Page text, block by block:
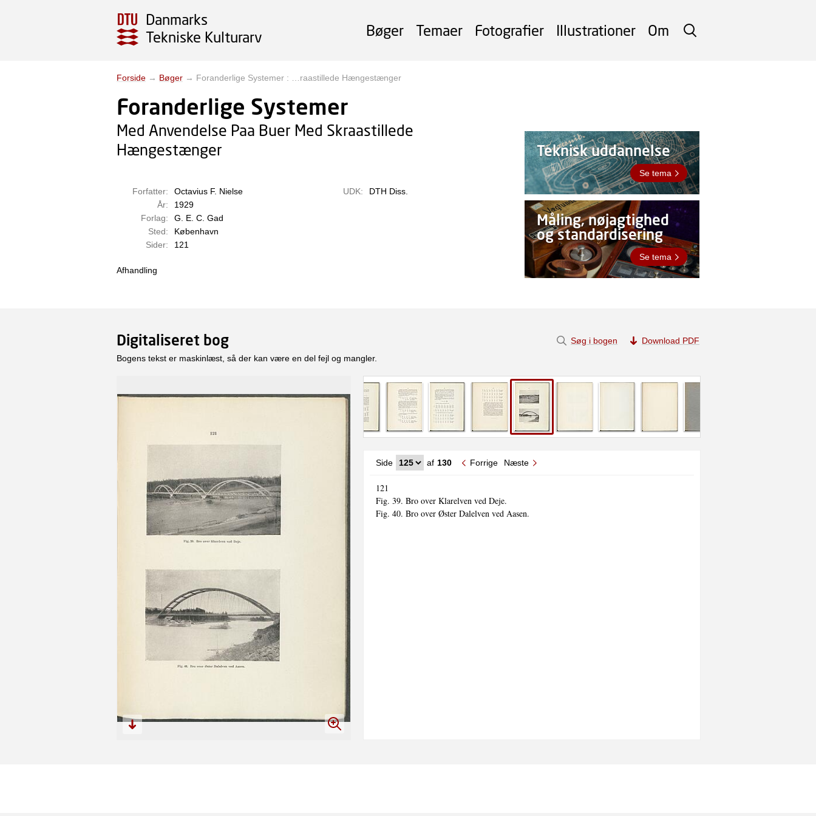
Danmarks
Tekniske Kulturarv
SØG
Bøger Temaer Fotografier Illustrationer Om
Forside → Bøger → Foranderlige Systemer : …raastillede Hængestænger
Foranderlige Systemer
Med Anvendelse Paa Buer Med Skraastillede
Hængestænger
Forfatter:
Octavius F. Nielse
År:
1929
Forlag:
G. E. C. Gad
Sted:
København
Sider:
121
UDK: DTH Diss.
Afhandling
Teknisk uddannelse
Se tema
Måling, nøjagtighed
og standardisering
Se tema
Digitaliseret bog
Bogens tekst er maskinlæst, så der kan være en del fejl og mangler.
Side af 130 Forrige Næste
121
Fig. 39. Bro over Klarelven ved Deje.
Fig. 40. Bro over Øster Dalelven ved Aasen.
Søg i bogen Download PDF